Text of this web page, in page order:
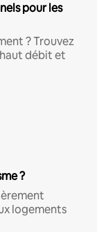
pour les
? Trouvez
débit et
?
logements